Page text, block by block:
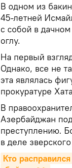
В одном из
45-летней
с собой в
оглу.
На первый
Однако, все не
эта являлась
прокуратуре
В
Азербайджан
преступлению.
в деле
Кто